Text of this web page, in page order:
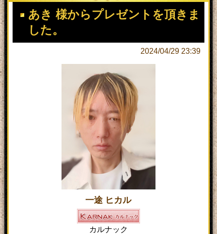
あき 様からプレゼントを頂きま
した。
2024/04/29 23:39
一途 ヒカル
カルナック